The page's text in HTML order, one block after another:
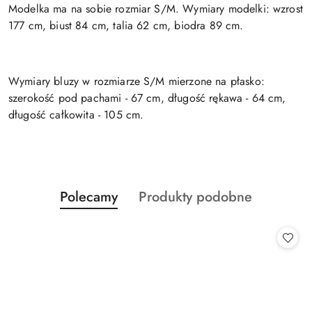
Modelka ma na sobie rozmiar S/M. Wymiary modelki: wzrost
177 cm, biust 84 cm, talia 62 cm, biodra 89 cm.
Wymiary bluzy w rozmiarze S/M mierzone na płasko:
szerokość pod pachami - 67 cm, długość rękawa - 64 cm,
długość całkowita - 105 cm.
Pomiń karuzelę produktów
Produkty
o
Polecamy
Produkty
Produkty podobne